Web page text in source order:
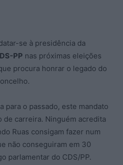
se à presidência da
PP nas próximas eleições
procura honrar o legado do
para o passado, este mandato
de carreira. Ninguém acredita
Ruas consigam fazer num
não conseguiram em 30
parlamentar do CDS/PP.